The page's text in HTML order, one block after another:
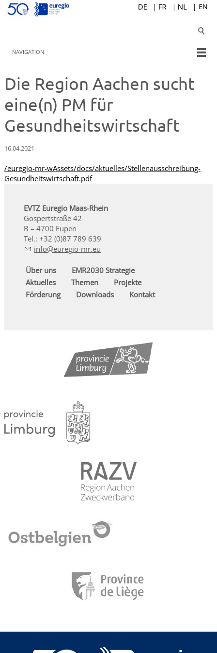
NAVIGATION
Die Region Aachen sucht
eine(n) PM für
Gesundheitswirtschaft
16.04.2021
/euregio-mr-wAssets/docs/aktuelles/Stellenausschreibung-
Gesundheitswirtschaft.pdf
EVTZ Euregio Maas-Rhein
Gospertstraße 42
B – 4700 Eupen
Tel.: +32 (0)87 789 639
nf
r g -mr
Über uns
EMR2030 Strategie
Aktuelles
Themen
Projekte
Förderung
Downloads Kontakt